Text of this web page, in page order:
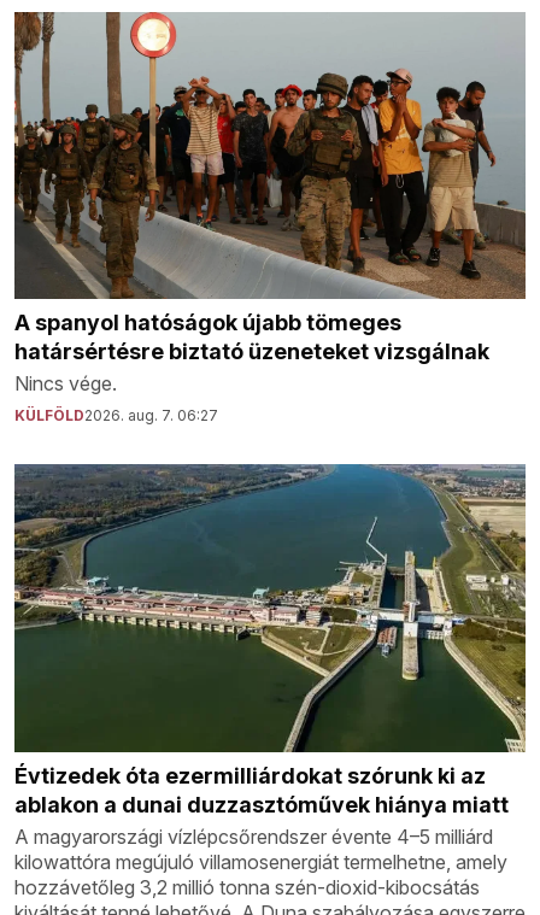
A spanyol hatóságok újabb tömeges
határsértésre biztató üzeneteket vizsgálnak
Nincs vége.
KÜLFÖLD2026. aug. 7. 06:27
Évtizedek óta ezermilliárdokat szórunk ki az
ablakon a dunai duzzasztóművek hiánya miatt
A magyarországi vízlépcsőrendszer évente 4–5 milliárd
kilowattóra megújuló villamosenergiát termelhetne, amely
hozzávetőleg 3,2 millió tonna szén-dioxid-kibocsátás